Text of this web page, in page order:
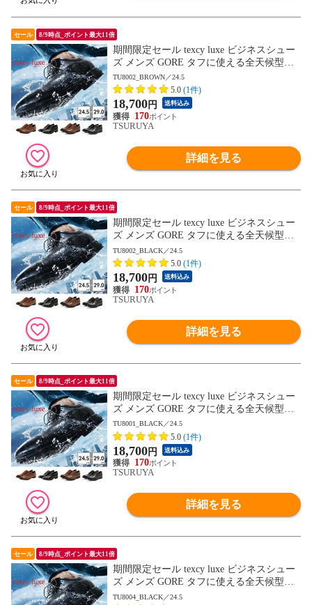
セール 8/9時点_ポイント最大11倍
期間限定セール texcy luxe ビジネスシュー
ズ メンズ GORE タフに使える全天候型ビ
ジネスシューズ TU8001 TU8002 TU8003 T
U8004 TU8005 TU8006 TU8007 テクシーリ
ュクス GORE-TEX ゴアテックス ゆったり
幅 3E 4E
TU8002_BROWN／24.5
5.0 (1件)
18,700円 送料込み
170
TSURUYA
詳細を見る
セール 8/9時点_ポイント最大11倍
期間限定セール texcy luxe ビジネスシュー
ズ メンズ GORE タフに使える全天候型ビ
ジネスシューズ TU8001 TU8002 TU8003 T
U8004 TU8005 TU8006 TU8007 テクシーリ
ュクス GORE-TEX ゴアテックス ゆったり
幅 3E 4E
TU8002_BLACK／24.5
5.0 (1件)
18,700円 送料込み
170
TSURUYA
詳細を見る
セール 8/9時点_ポイント最大11倍
期間限定セール texcy luxe ビジネスシュー
ズ メンズ GORE タフに使える全天候型ビ
ジネスシューズ TU8001 TU8002 TU8003 T
U8004 TU8005 TU8006 TU8007 テクシーリ
ュクス GORE-TEX ゴアテックス ゆったり
幅 3E 4E
TU8001_BLACK／24.5
5.0 (1件)
18,700円 送料込み
170
TSURUYA
詳細を見る
セール 8/9時点_ポイント最大11倍
期間限定セール texcy luxe ビジネスシュー
ズ メンズ GORE タフに使える全天候型ビ
ジネスシューズ TU8001 TU8002 TU8003 T
TU8004_BLACK／24.5